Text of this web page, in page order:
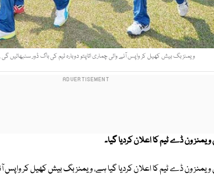
ویمنز بگ بیش کھیل کر واپس آنے والی چماری اتاپتو دوبارہ ٹیم کی باگ ڈور سنبھالیں گی .
ون ڈے ٹیم کا اعلان کردیا گیا۔
ون ڈے ٹیم کا اعلان کردیا گیا ہے، ویمنز بگ بیش کھیل کر واپس آنے